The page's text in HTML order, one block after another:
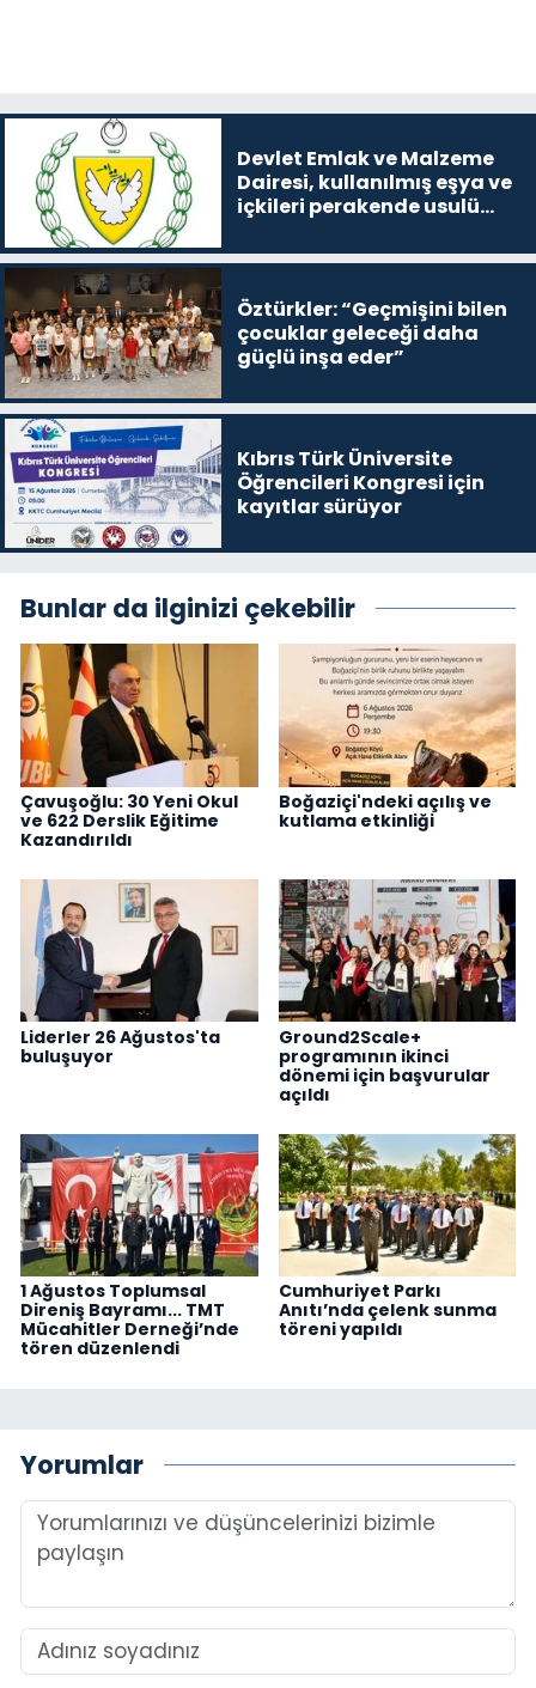
Devlet Emlak ve Malzeme
Dairesi, kullanılmış eşya ve
içkileri perakende usulü
Öztürkler: “Geçmişini bilen
çocuklar geleceği daha
güçlü inşa eder”
Kıbrıs Türk Üniversite
Öğrencileri Kongresi için
kayıtlar sürüyor
Bunlar da ilginizi çekebilir
Çavuşoğlu: 30 Yeni Okul
ve 622 Derslik Eğitime
Kazandırıldı
Boğaziçi'ndeki açılış ve
kutlama etkinliği
Liderler 26 Ağustos'ta
buluşuyor
Ground2Scale+
programının ikinci
dönemi için başvurular
açıldı
1 Ağustos Toplumsal
Direniş Bayramı... TMT
Mücahitler Derneği’nde
tören düzenlendi
Cumhuriyet Parkı
Anıtı’nda çelenk sunma
töreni yapıldı
Yorumlar